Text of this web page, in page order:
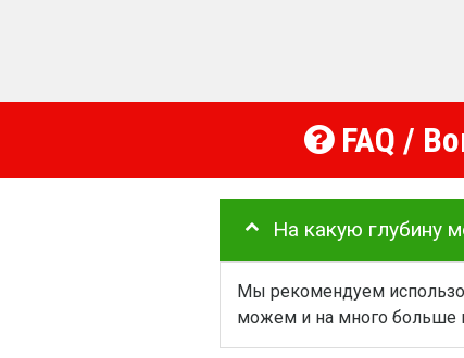
FAQ /
На какую глубину
Мы рекомендуем
можем и на много больше